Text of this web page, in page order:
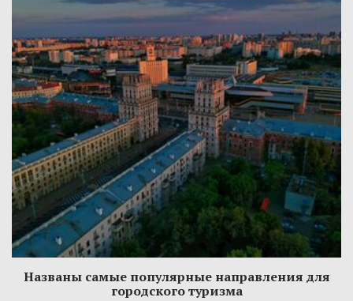
Названы самые популярные направления для
городского туризма